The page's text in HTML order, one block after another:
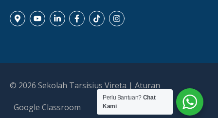
© 2026 Sekolah Tarsisius Vireta | Aturan
Google Classroom
Perlu Bantuan? Chat
Kami